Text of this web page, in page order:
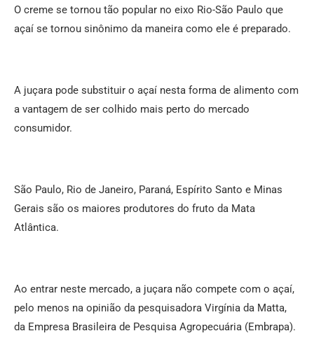
O creme se tornou tão popular no eixo Rio-São Paulo que
açaí se tornou sinônimo da maneira como ele é preparado.
A juçara pode substituir o açaí nesta forma de alimento com
a vantagem de ser colhido mais perto do mercado
consumidor.
São Paulo, Rio de Janeiro, Paraná, Espírito Santo e Minas
Gerais são os maiores produtores do fruto da Mata
Atlântica.
Ao entrar neste mercado, a juçara não compete com o açaí,
pelo menos na opinião da pesquisadora Virgínia da Matta,
da Empresa Brasileira de Pesquisa Agropecuária (Embrapa).